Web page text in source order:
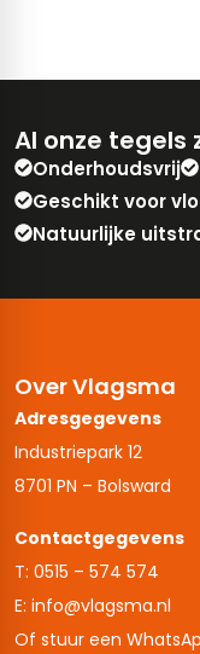
Al onze tegels
Onderhoudsvrij
Geschikt voor
Natuurlijke
Over Vlagsma
Adresgegevens
Industriepark 12
8701 PN – Bolsward
Contactgegevens
T: 0515 – 574 574
E: info@vlagsma.nl
Of stuur een